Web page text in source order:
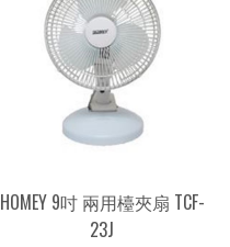
HOMEY 9吋 兩用檯夾扇 TCF-
23J